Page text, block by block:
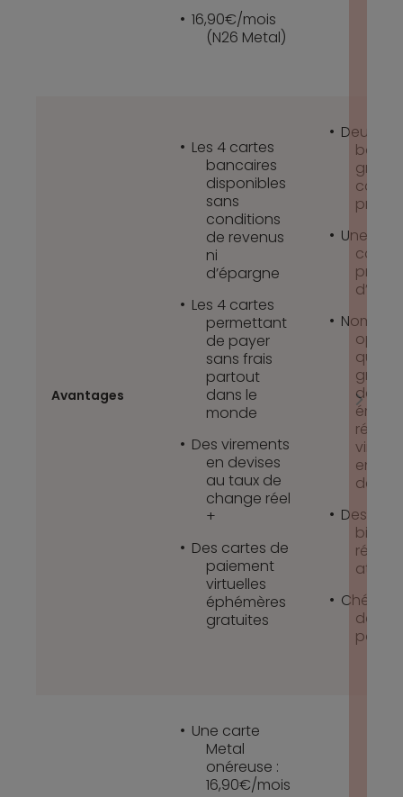
16,90€/mois
(N26 Metal)
Avantages
Les 4 cartes
bancaires
disponibles
sans
conditions
de revenus
ni
d’épargne
Les 4 cartes
permettant
de payer
sans frais
partout
dans le
monde
Des virements
en devises
au taux de
change réel
+
Des cartes de
paiement
virtuelles
éphémères
gratuites
Deux
carte
prix
Une
de
de
Des
de
Une carte
Metal
onéreuse :
16,90€/mois